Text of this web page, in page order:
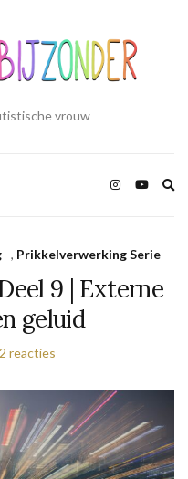
vrouw
, Prikkelverwerking Serie
9 | Externe
geluid
2 reacties